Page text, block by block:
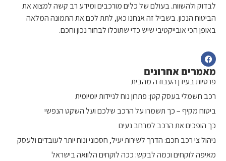
לבדוק ולהשוות. בעולם של כלים מורכבים ומידע רב קשה למצוא את
הביטוח הנכון. בשביל זה אנחנו כאן, לתת לכם את התמונה המלאה
באופן הכי אובייקטיבי שיש כדי שתוכלו לבחור נכון וחכם.
מאמרים אחרונים
פרטיות בעידן העבודה מהבית
רכב חשמלי בעסק קטן: פתרון נוח לניידות יומיומית
ביטוח מקיף – כך תשמרו על הרכב שלכם ועל השקט הנפשי
כך הופכים את הרכב למרחב נעים
ניהול צי רכב חכם: הדרך לשירות יעיל, חסכוני ונוח יותר לעובדים ולעסק
מאיפה לוקחים וכמה לבקש: ככה לוקחים הלוואה בישראל